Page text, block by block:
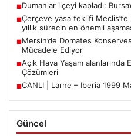
■Dumanlar ilçeyi kapladı:
■Çerçeve yasa teklifi
yıllık sürecin en önemli
■Mersin’de Domates
Mücadele Ediyor
■Açık Hava Yaşam
Çözümleri
■CANLI | Larne – Iberia 1999
Güncel